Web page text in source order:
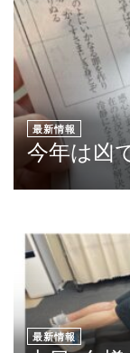
最新情報
今年は凶
最新情報